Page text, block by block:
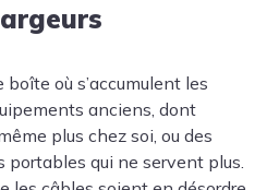
où s’accumulent les
anciens, dont
plus chez soi, ou des
qui ne servent plus.